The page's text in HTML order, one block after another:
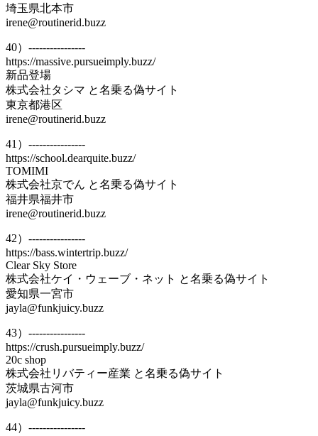
埼玉県北本市
irene@routinerid.buzz
40）----------------
https://massive.pursueimply.buzz/
新品登場
株式会社タシマ と名乗る偽サイト
東京都港区
irene@routinerid.buzz
41）----------------
https://school.dearquite.buzz/
TOMIMI
株式会社京でん と名乗る偽サイト
福井県福井市
irene@routinerid.buzz
42）----------------
https://bass.wintertrip.buzz/
Clear Sky Store
株式会社ケイ・ウェーブ・ネット と名乗る偽サイト
愛知県一宮市
jayla@funkjuicy.buzz
43）----------------
https://crush.pursueimply.buzz/
20c shop
株式会社リバティー産業 と名乗る偽サイト
茨城県古河市
jayla@funkjuicy.buzz
44）----------------